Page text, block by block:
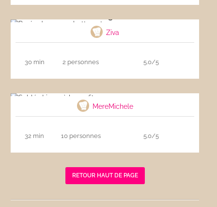
Ziva
30 min 2 personnes 5.0/5
MereMichele
32 min 10 personnes 5.0/5
RETOUR HAUT DE PAGE